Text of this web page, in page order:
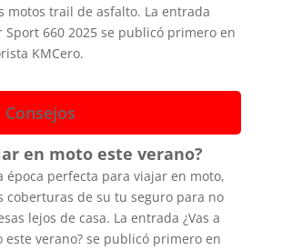
motos trail de asfalto. La entrada
Sport 660 2025 se publicó primero en
KMCero.
en moto este verano?
época perfecta para viajar en moto,
coberturas de su tu seguro para no
lejos de casa. La entrada ¿Vas a
este verano? se publicó primero en